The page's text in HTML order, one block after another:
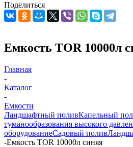
Поделиться
Емкость TOR 10000л
Главная
-
Каталог
-
Емкости
Ландшафтный поливКапельный
туманообразования высокого
оборудованиеСадовый полив
-Емкость TOR 10000л синяя